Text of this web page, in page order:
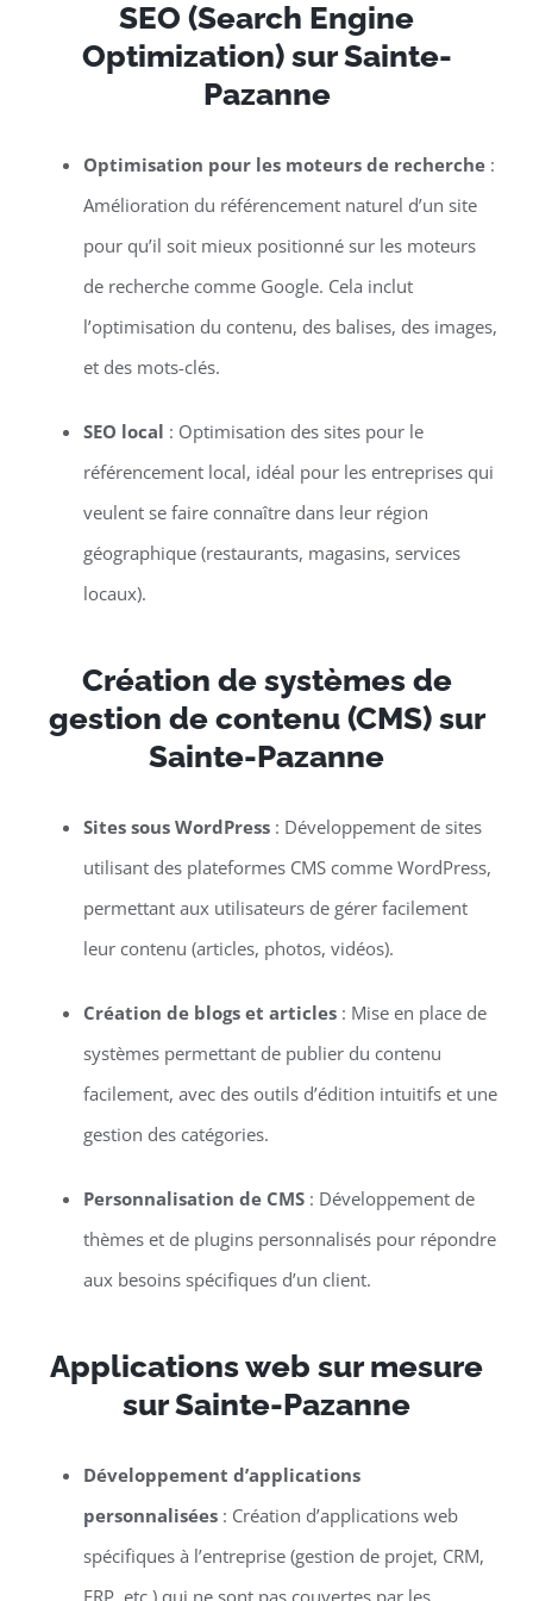
SEO (Search Engine
Optimization) sur Sainte-
Pazanne
Optimisation pour les moteurs de recherche:
Amélioration du référencement naturel d’un site
pour qu’il soit mieux positionné sur les moteurs
de recherche comme Google. Cela inclut
l’optimisation du contenu, des balises, des images,
et des mots-clés.
SEO local : Optimisation des sites pour le
référencement local, idéal pour les entreprises qui
veulent se faire connaître dans leur région
géographique (restaurants, magasins, services
locaux).
Création de systèmes de
gestion de contenu (CMS) sur
Sainte-Pazanne
Sites sous WordPress: Développement de sites
utilisant des plateformes CMS comme WordPress,
permettant aux utilisateurs de gérer facilement
leur contenu (articles, photos, vidéos).
Création de blogs et articles: Mise en place de
systèmes permettant de publier du contenu
facilement, avec des outils d’édition intuitifs et une
gestion des catégories.
Personnalisation de CMS: Développement de
thèmes et de plugins personnalisés pour répondre
aux besoins spécifiques d’un client.
Applications web sur mesure
sur Sainte-Pazanne
Développement d’applications
personnalisées: Création d’applications web
spécifiques à l’entreprise (gestion de projet, CRM,